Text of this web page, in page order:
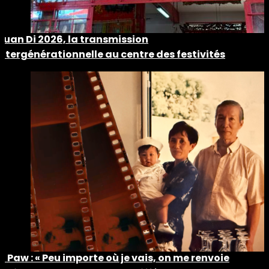
Di 2026, la transmission
au centre des festivités
Paw : « Peu importe où je vais, on me renvoie